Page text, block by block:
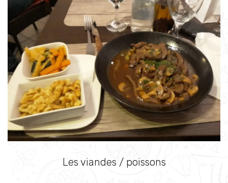
Les viandes / poissons